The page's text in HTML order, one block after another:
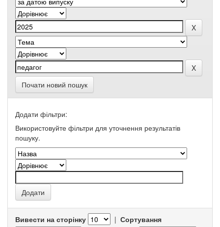
Почати новий пошук
Додати фільтри:
Використовуйте фільтри для уточнення результатів
пошуку.
Вивести на сторінку | Сортування